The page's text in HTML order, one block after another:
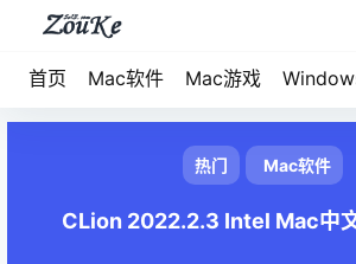
首页 Mac软件 Mac游戏
热门 Mac软件
CLion 2022.2.3 Intel Mac中